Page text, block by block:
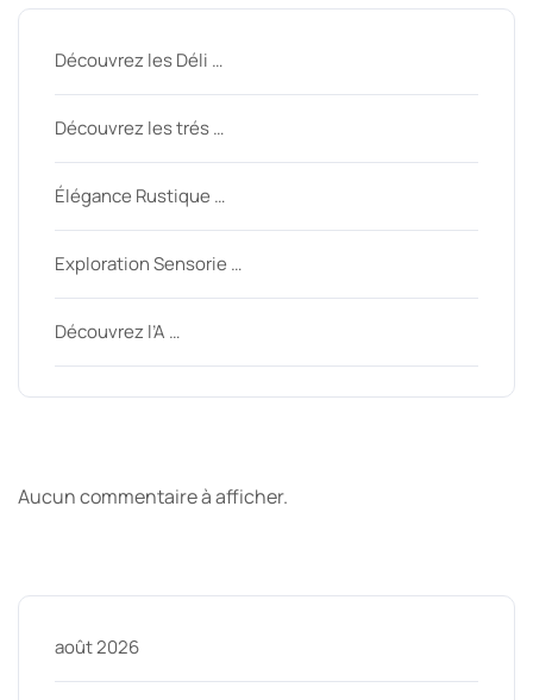
Découvrez les Déli …
Découvrez les trés …
Élégance Rustique …
Exploration Sensorie …
Découvrez l’A …
Aucun commentaire à afficher.
août 2026